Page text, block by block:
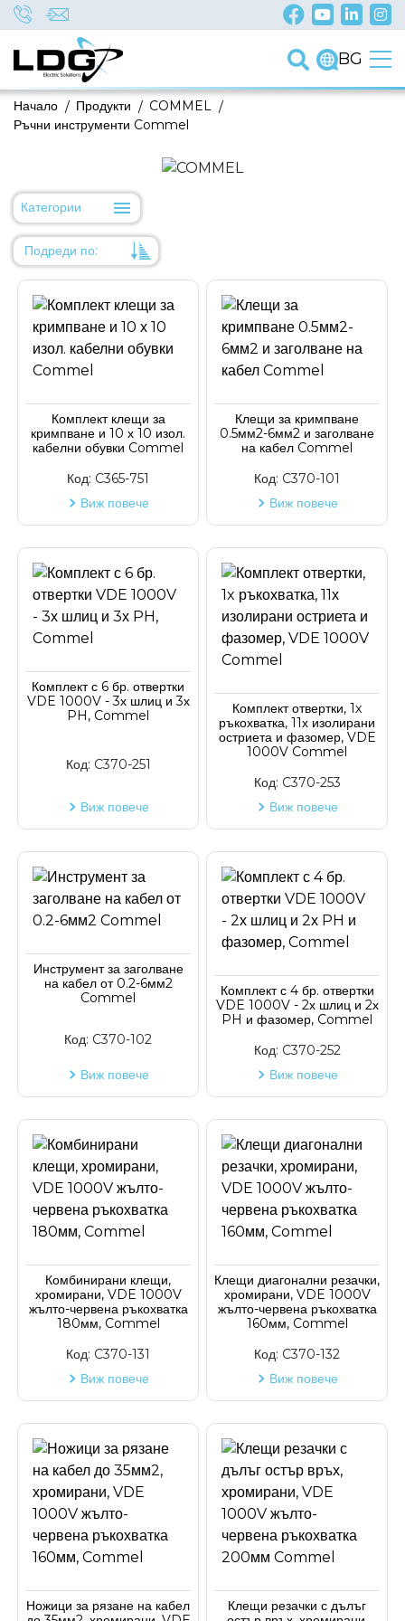
BG
/
Начало /
Продукти /
COMMEL
Ръчни инструменти Commel
Категории
Подреди по:
Име
Код на артикул
Комплект клещи за
кримпване и 10 х 10 изол.
кабелни обувки Commel
Код: C365-751
Виж повече
Клещи за кримпване
0.5мм2-6мм2 и заголване
на кабел Commel
Код: C370-101
Виж повече
Комплект с 6 бр. отвертки
VDE 1000V - 3х шлиц и 3х
PH, Commel
Код: C370-251
Виж повече
Комплект отвертки, 1x
ръкохватка, 11х изолирани
остриета и фазомер, VDE
1000V Commel
Код: C370-253
Виж повече
Инструмент за заголване
на кабел от 0.2-6мм2
Commel
Код: C370-102
Виж повече
Комплект с 4 бр. отвертки
VDE 1000V - 2х шлиц и 2х
PH и фазомер, Commel
Код: C370-252
Виж повече
Комбинирани клещи,
хромирани, VDE 1000V
жълто-червена ръкохватка
180мм, Commel
Код: C370-131
Виж повече
Клещи диагонални резачки,
хромирани, VDE 1000V
жълто-червена ръкохватка
160мм, Commel
Код: C370-132
Виж повече
Ножици за рязане на кабел
Клещи резачки с дълъг